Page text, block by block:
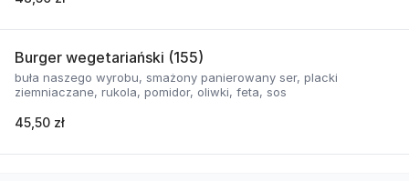
Burger wegetariański (155)
buła naszego wyrobu, smażony panierowany ser, placki
ziemniaczane, rukola, pomidor, oliwki, feta, sos
45,50 zł